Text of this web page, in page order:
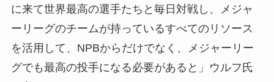
に来て世界最高の選手たちと毎日対戦し、メジャ
ーリーグのチームが持っているすべてのリソース
を活用して、NPBからだけでなく、メジャーリー
グでも最高の投手になる必要があると」ウルフ氏